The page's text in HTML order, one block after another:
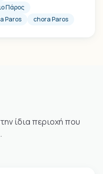
Πάρος
Paros chora Paros
ίδια περιοχή που